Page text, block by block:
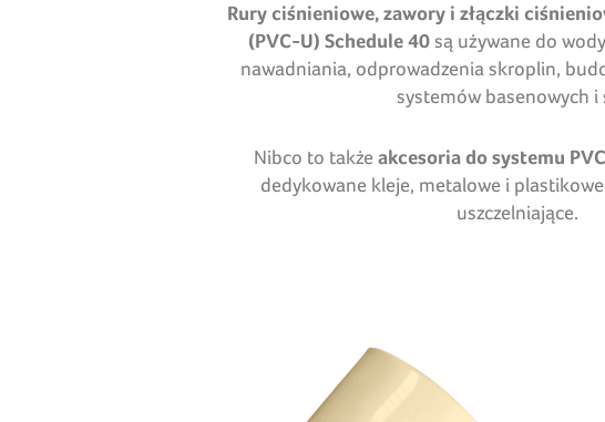
Rury ciśnieniowe, zawory i złączki
(PVC-U) Schedule 40są używane do
nawadniania, odprowadzenia skroplin,
systemów basenowych i
Nibco to takżeakcesoria do systemu
dedykowane kleje, metalowe i
uszczelniające.